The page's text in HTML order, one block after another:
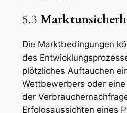
5.3
Die Marktbedingungen
des
plötzliches Auftauchen
Wettbewerbers oder
der
Erfolgsaussichten eines